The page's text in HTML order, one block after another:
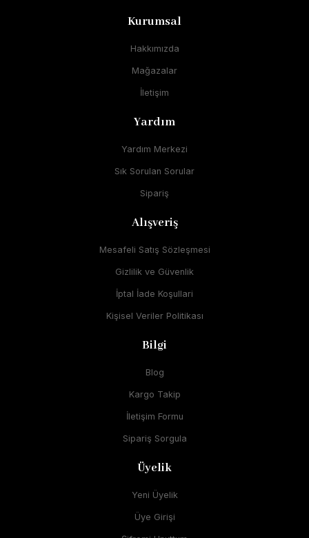
Kurumsal
Hakkımızda
Mağazalar
İletişim
Yardım
Yardım Merkezi
Sık Sorulan Sorular
Sipariş
Alışveriş
Mesafeli Satış Sözleşmesi
Gizlilik ve Güvenlik
İptal İade Koşullari
Kişisel Veriler Politikası
Bilgi
Blog
Kargo Takip
İletişim Formu
Sipariş Sorgula
Üyelik
Yeni Üyelik
Üye Girişi